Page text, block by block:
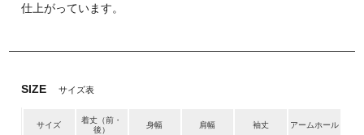
仕上がっています。
SIZE サイズ表
サイズ
着丈（前・
後）
身幅 肩幅 袖丈 アームホール